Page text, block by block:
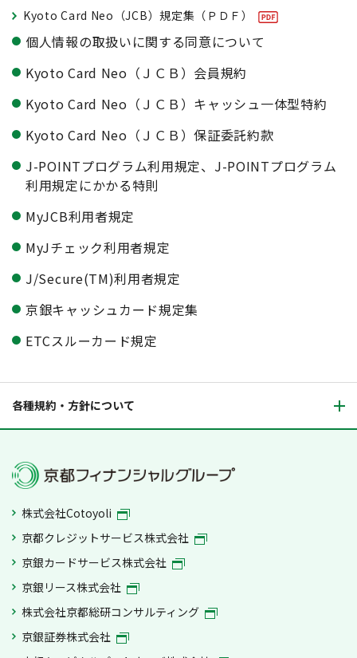
Kyoto Card Neo（JCB）規定集（ＰＤＦ）
個人情報の取扱いに関する同意について
Kyoto Card Neo（ＪＣＢ）会員規約
Kyoto Card Neo（ＪＣＢ）キャッシュ一体型特約
Kyoto Card Neo（ＪＣＢ）保証委託約款
J-POINTプログラム利用規定、J-POINTプログラム
利用規定にかかる特則
MyJCB利用者規定
MyJチェック利用者規定
J/Secure(TM)利用者規定
京銀キャッシュカード規定集
ETCスルーカード規定
各種規約・方針について
株式会社Cotoyoli
京都クレジットサービス株式会社
京銀カードサービス株式会社
京銀リース株式会社
株式会社京都総研コンサルティング
京銀証券株式会社